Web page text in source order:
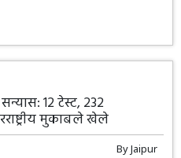
12 टेस्ट, 232
मुकाबले खेले
ByJaipur